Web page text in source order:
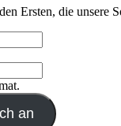
Ersten, die unsere
an